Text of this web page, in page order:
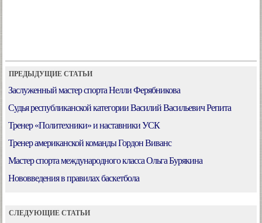
ПРЕДЫДУЩИЕ СТАТЬИ
Заслуженный мастер спорта Нелли Ферябникова
Судья республиканской категории Василий Васильевич Репита
Тренер «Политехники» и наставники УСК
Тренер американской команды Гордон Виванс
Мастер спорта международного класса Ольга Бурякина
Нововведения в правилах баскетбола
СЛЕДУЮЩИЕ СТАТЬИ